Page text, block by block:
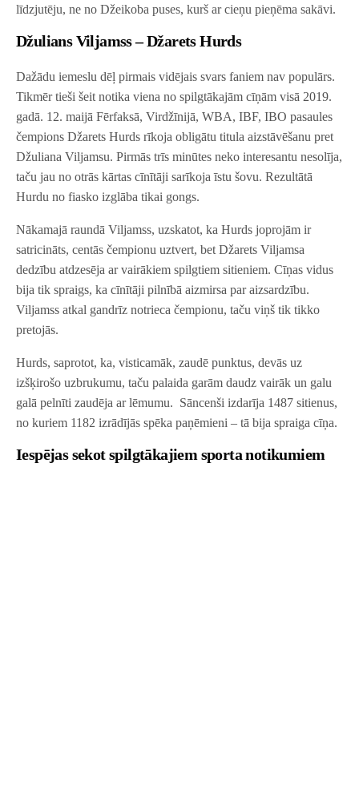
līdzjutēju, ne no Džeikoba puses, kurš ar cieņu pieņēma sakāvi.
Džulians Viljamss – Džarets Hurds
Dažādu iemeslu dēļ pirmais vidējais svars faniem nav populārs.
Tikmēr tieši šeit notika viena no spilgtākajām cīņām visā 2019.
gadā. 12. maijā Fērfaksā, Virdžīnijā, WBA, IBF, IBO pasaules
čempions Džarets Hurds rīkoja obligātu titula aizstāvēšanu pret
Džuliana Viljamsu. Pirmās trīs minūtes neko interesantu nesolīja,
taču jau no otrās kārtas cīnītāji sarīkoja īstu šovu. Rezultātā
Hurdu no fiasko izglāba tikai gongs.
Nākamajā raundā Viljamss, uzskatot, ka Hurds joprojām ir
satricināts, centās čempionu uztvert, bet Džarets Viljamsa
dedzību atdzesēja ar vairākiem spilgtiem sitieniem. Cīņas vidus
bija tik spraigs, ka cīnītāji pilnībā aizmirsa par aizsardzību.
Viljamss atkal gandrīz notrieca čempionu, taču viņš tik tikko
pretojās.
Hurds, saprotot, ka, visticamāk, zaudē punktus, devās uz
izšķirošo uzbrukumu, taču palaida garām daudz vairāk un galu
galā pelnīti zaudēja ar lēmumu. Sāncenši izdarīja 1487 sitienus,
no kuriem 1182 izrādījās spēka paņēmieni – tā bija spraiga cīņa.
Iespējas sekot spilgtākajiem sporta notikumiem